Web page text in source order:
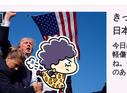
き
日
今
軽
ね
の